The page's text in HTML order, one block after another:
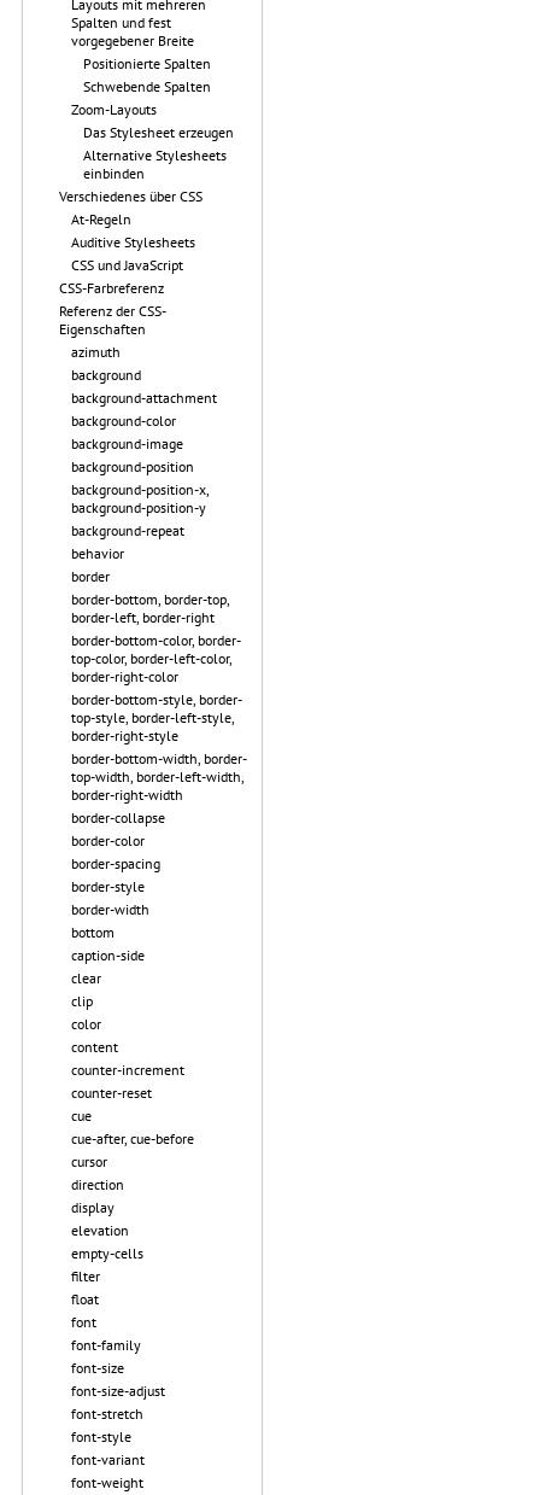
Layouts mit mehreren
Spalten und fest
vorgegebener Breite
Positionierte Spalten
Schwebende Spalten
Zoom-Layouts
Das Stylesheet erzeugen
Alternative Stylesheets
einbinden
Verschiedenes über CSS
At-Regeln
Auditive Stylesheets
CSS und JavaScript
CSS-Farbreferenz
Referenz der CSS-
Eigenschaften
azimuth
background
background-attachment
background-color
background-image
background-position
background-position-x,
background-position-y
background-repeat
behavior
border
border-bottom, border-top,
border-left, border-right
border-bottom-color, border-
top-color, border-left-color,
border-right-color
border-bottom-style, border-
top-style, border-left-style,
border-right-style
border-bottom-width, border-
top-width, border-left-width,
border-right-width
border-collapse
border-color
border-spacing
border-style
border-width
bottom
caption-side
clear
clip
color
content
counter-increment
counter-reset
cue
cue-after, cue-before
cursor
direction
display
elevation
empty-cells
filter
float
font
font-family
font-size
font-size-adjust
font-stretch
font-style
font-variant
font-weight